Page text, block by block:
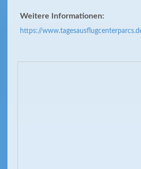
Weitere Informationen:
https://